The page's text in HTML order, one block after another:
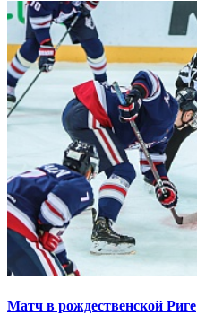
Матч в рождественской Риге